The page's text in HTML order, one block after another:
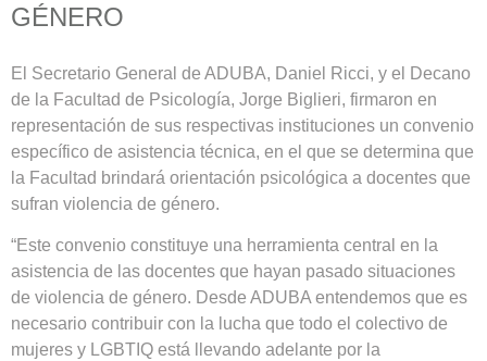
GÉNERO
El Secretario General de ADUBA, Daniel Ricci, y el Decano
de la Facultad de Psicología, Jorge Biglieri, firmaron en
representación de sus respectivas instituciones un convenio
específico de asistencia técnica, en el que se determina que
la Facultad brindará orientación psicológica a docentes que
sufran violencia de género.
“Este convenio constituye una herramienta central en la
asistencia de las docentes que hayan pasado situaciones
de violencia de género. Desde ADUBA entendemos que es
necesario contribuir con la lucha que todo el colectivo de
mujeres y LGBTIQ está llevando adelante por la